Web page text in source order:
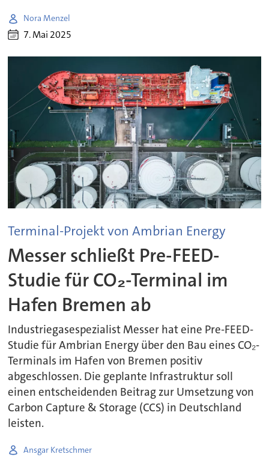
Nora Menzel
7. Mai 2025
Terminal-Projekt von Ambrian Energy
Messer schließt Pre-FEED-
Studie für CO₂-Terminal im
Hafen Bremen ab
Industriegasespezialist Messer hat eine Pre-FEED-
Studie für Ambrian Energy über den Bau eines CO₂-
Terminals im Hafen von Bremen positiv
abgeschlossen. Die geplante Infrastruktur soll
einen entscheidenden Beitrag zur Umsetzung von
Carbon Capture & Storage (CCS) in Deutschland
leisten.
Ansgar Kretschmer